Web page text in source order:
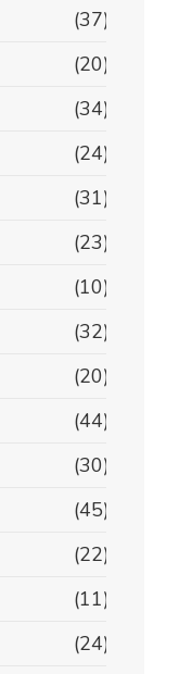
(37)
(20)
(34)
(24)
(31)
(23)
(10)
(32)
(20)
(44)
(30)
(45)
(22)
(11)
(24)